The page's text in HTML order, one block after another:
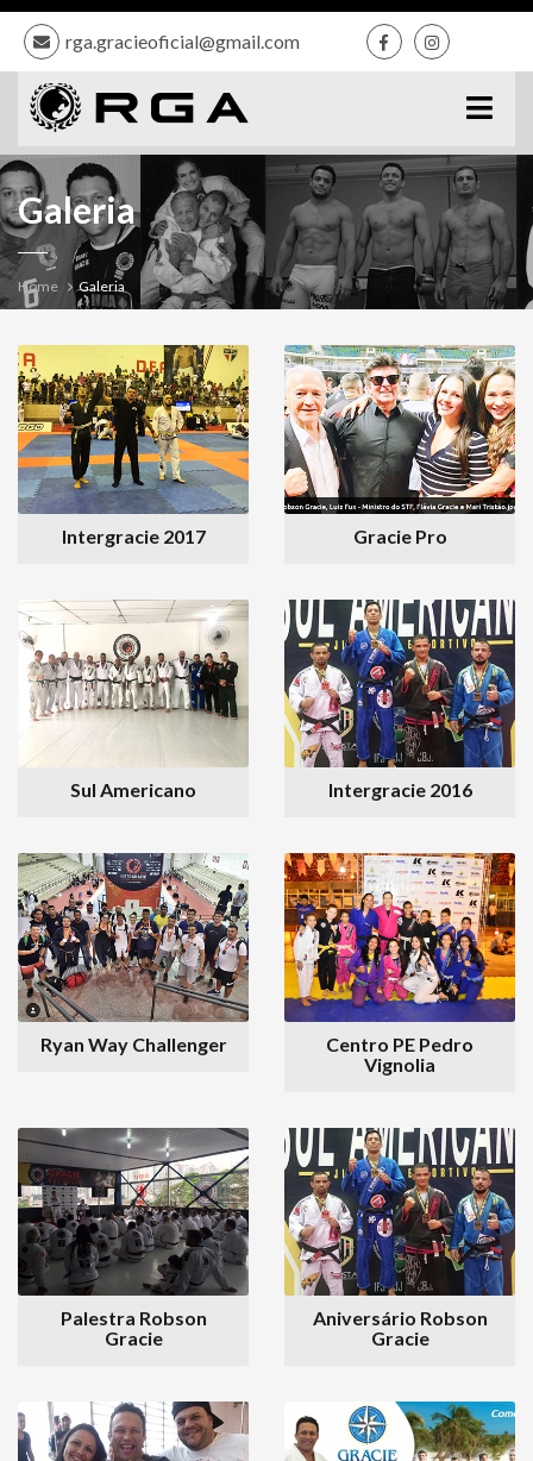
rga.gracieoficial@gmail.com
Galeria
Home Galeria
Intergracie 2017 Gracie Pro
Sul Americano Intergracie 2016
Ryan Way Challenger
Centro PE Pedro
Vignolia
Palestra Robson
Gracie
Aniversário Robson
Gracie